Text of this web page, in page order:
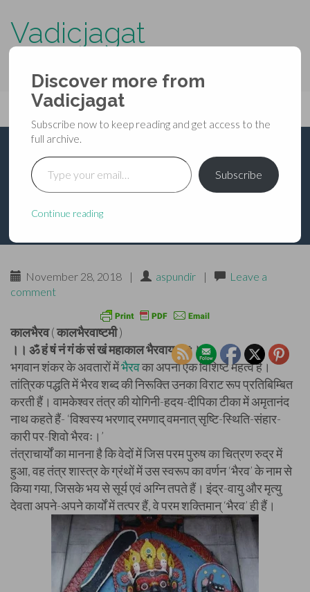
Vadicjagat
Primary
Menu
content
Vadicjagat
कालभैरव ( कालभैरवाष्टमी )
November 28, 2018 | aspundir |
Leave a
comment
कालभैरव(कालभैरवाष्टमी)
।। ॐ हं षं नं गं कं सं खं महाकाल भैरवाय नम:।।
भगवान शंकर के अवतारों मेंभैरवका अपना एक विशिष्ट महत्व है।
तांत्रिक पद्धति में भैरव शब्द की निरूक्ति उनका विराट रूप प्रतिबिम्बित
करती हैं। वामकेश्वर तंत्र की योगिनी-हदय-दीपिका टीका में अमृतानंद
नाथ कहते हैं- ‘विश्वस्य भरणाद् रमणाद् वमनात्‌ सृष्टि-स्थिति-संहार-
कारी पर-शिवो भैरवः।’
तंत्राचार्यों का मानना है कि वेदों में जिस परम पुरुष का चित्रण रुद्र में
हुआ, वह तंत्र शास्त्र के ग्रंथों में उस स्वरूप का वर्णन ‘भैरव’ के नाम से
किया गया, जिसके भय से सूर्य एवं अग्नि तपते हैं। इंद्र-वायु और मृत्यु
देवता अपने-अपने कार्यों में तत्पर हैं, वे परम शक्तिमान् ‘भैरव’ ही हैं।
Discover more from
Vadicjagat
Subscribe now to keep reading and get access to the
full archive.
Type your email…
Subscribe
Continue reading